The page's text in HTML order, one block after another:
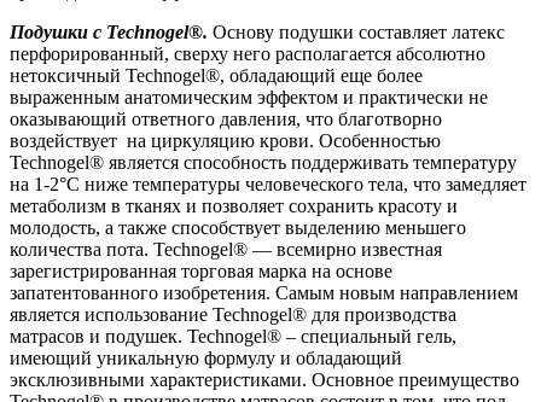
Подушки с Technogel®. Основу подушки составляет латекс
перфорированный, сверху него располагается абсолютно
нетоксичный Technogel®, обладающий еще более
выраженным анатомическим эффектом и практически не
оказывающий ответного давления, что благотворно
воздействует на циркуляцию крови. Особенностью
Technogel® является способность поддерживать температуру
на 1-2°С ниже температуры человеческого тела, что замедляет
метаболизм в тканях и позволяет сохранить красоту и
молодость, а также способствует выделению меньшего
количества пота. Technogel® — всемирно известная
зарегистрированная торговая марка на основе
запатентованного изобретения. Самым новым направлением
является использование Technogel® для производства
матрасов и подушек. Technogel® – специальный гель,
имеющий уникальную формулу и обладающий
эксклюзивными характеристиками. Основное преимущество